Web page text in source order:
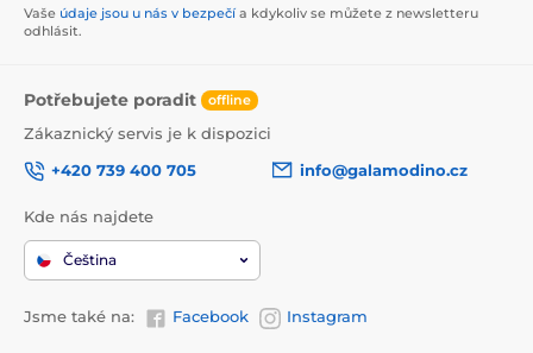
Vaše údaje jsou u nás v bezpečí a kdykoliv se můžete z newsletteru
odhlásit.
Potřebujete poradit offline
Zákaznický servis je k dispozici
+420 739 400 705
info@galamodino.cz
Kde nás najdete
Čeština
Jsme také na: Facebook Instagram